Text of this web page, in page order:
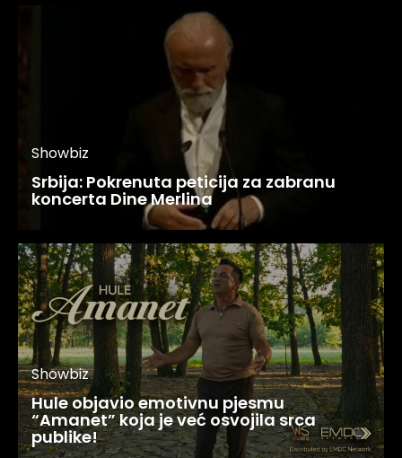
Showbiz
Srbija: Pokrenuta peticija za zabranu
koncerta Dine Merlina
Showbiz
Hule objavio emotivnu pjesmu
“Amanet” koja je već osvojila srca
publike!